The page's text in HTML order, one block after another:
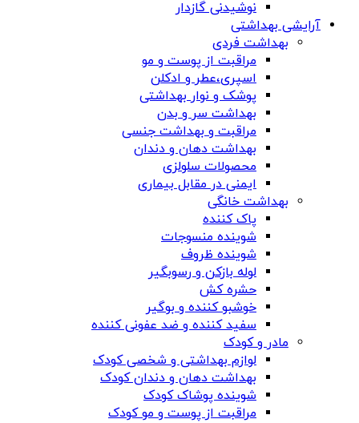
نوشیدنی گازدار
آرایشی بهداشتی
بهداشت فردی
مراقبت از پوست و مو
اسپری،عطر و ادکلن
پوشک و نوار بهداشتی
بهداشت سر و بدن
مراقبت و بهداشت جنسی
بهداشت دهان و دندان
محصولات سلولزی
ایمنی در مقابل بیماری
بهداشت خانگی
پاک کننده
شوینده منسوجات
شوینده ظروف
لوله بازکن و رسوبگیر
حشره کش
خوشبو کننده و بوگیر
سفید کننده و ضد عفونی کننده
مادر و کودک
لوازم بهداشتی و شخصی کودک
بهداشت دهان و دندان کودک
شوینده پوشاک کودک
مراقبت از پوست و مو کودک